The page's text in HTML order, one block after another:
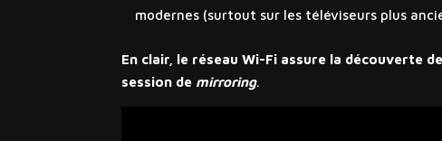
modernes (surtout sur les téléviseurs plus
En clair, le réseau Wi-Fi assure la découverte
session de mirroring.